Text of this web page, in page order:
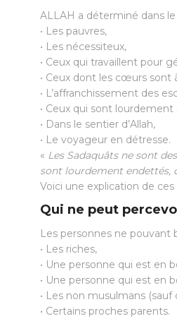
ALLAH a déterminé dans
• Les pauvres,
• Les nécessiteux,
• Ceux qui travaillent pour
• Ceux dont les cœurs sont
• L’affranchissement des
• Ceux qui sont
• Dans le sentier d’Allah,
• Le voyageur en détresse.
« Les Sadaquâts ne sont
sont lourdement endettés,
Voici une explication de
Qui ne peut
Les personnes ne pouvant
• Les riches,
• Une personne qui est en
• Une personne qui est en
• Les non musulmans
• Certains proches parents.